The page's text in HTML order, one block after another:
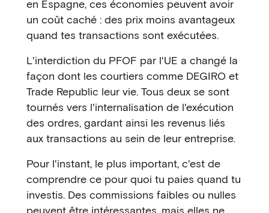
en Espagne, ces économies peuvent avoir
un coût caché : des prix moins avantageux
quand tes transactions sont exécutées.
L'interdiction du PFOF par l'UE a changé la
façon dont les courtiers comme DEGIRO et
Trade Republic leur vie. Tous deux se sont
tournés vers l'internalisation de l'exécution
des ordres, gardant ainsi les revenus liés
aux transactions au sein de leur entreprise.
Pour l'instant, le plus important, c'est de
comprendre ce pour quoi tu paies quand tu
investis. Des commissions faibles ou nulles
peuvent être intéressantes, mais elles ne